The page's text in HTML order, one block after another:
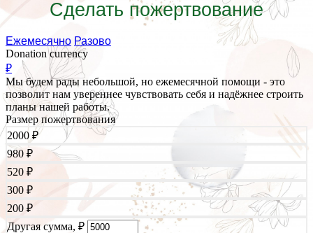
Сделать пожертвование
Ежемесячно Разово
Donation currency
₽
Мы будем рады небольшой, но ежемесячной помощи - это
позволит нам увереннее чувствовать себя и надёжнее строить
планы нашей работы.
Размер пожертвования
2000 ₽
980 ₽
520 ₽
300 ₽
200 ₽
Другая сумма, ₽